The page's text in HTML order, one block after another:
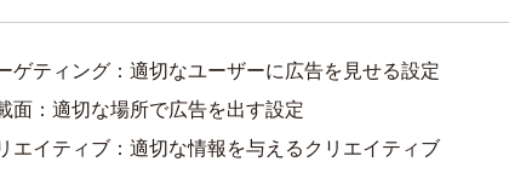
ティング：適切なユーザーに広告を見せる設定
：適切な場所で広告を出す設定
イティブ：適切な情報を与えるクリエイティブ